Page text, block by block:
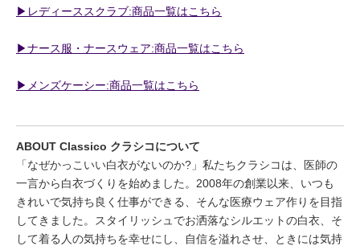
▶︎レディーススクラブ:商品一覧はこちら
▶︎ナース服・ナースウェア:商品一覧はこちら
▶︎メンズケーシー:商品一覧はこちら
ABOUT Classico クラシコについて
「なぜかっこいい白衣がないのか?」私たちクラシコは、医師の
一言から白衣づくりを始めました。2008年の創業以来、いつも
きれいで気持ち良く仕事ができる、そんな医療ウェア作りを目指
してきました。スタイリッシュでお洒落なシルエットの白衣、そ
して着る人の気持ちを幸せにし、自信を溢れさせ、ときには気持